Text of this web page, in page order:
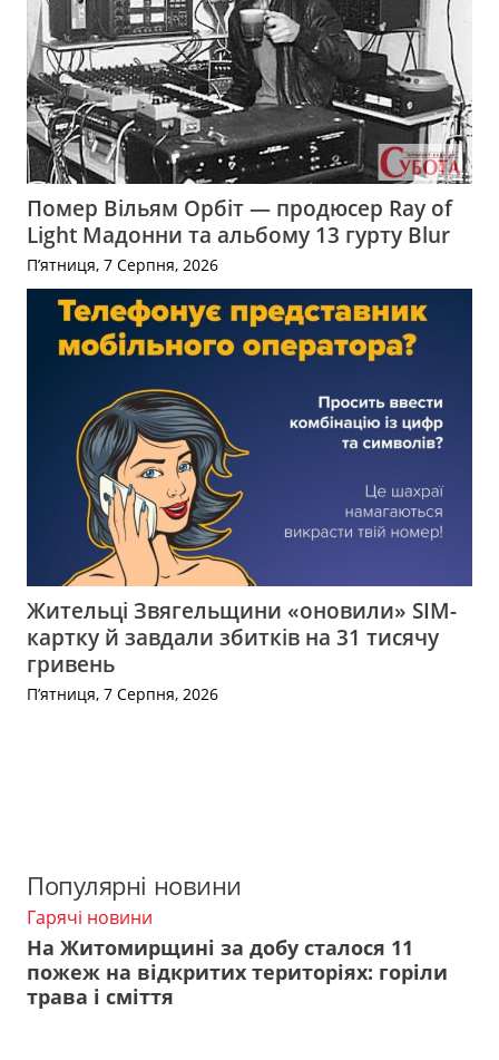
Помер Вільям Орбіт — продюсер Ray of
Light Мадонни та альбому 13 гурту Blur
П’ятниця, 7 Серпня, 2026
Жительці Звягельщини «оновили» SIM-
картку й завдали збитків на 31 тисячу
гривень
П’ятниця, 7 Серпня, 2026
Популярні новини
Гарячі новини
На Житомирщині за добу сталося 11
пожеж на відкритих територіях: горіли
трава і сміття